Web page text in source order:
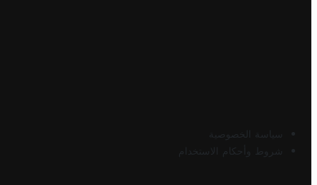
سياسة الخصوصية
شروط وأحكام الاستخدام